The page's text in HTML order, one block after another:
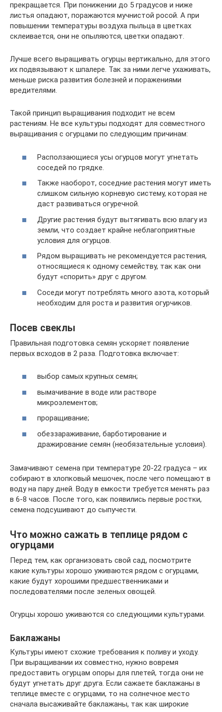
прекращается. При понижении до 5 градусов и ниже
листья опадают, поражаются мучнистой росой. А при
повышении температуры воздуха пыльца в цветках
склеивается, они не опыляются, цветки опадают.
Лучше всего выращивать огурцы вертикально, для этого
их подвязывают к шпалере. Так за ними легче ухаживать,
меньше риска развития болезней и поражениями
вредителями.
Такой принцип выращивания подходит не всем
растениям. Не все культуры подходят для совместного
выращивания с огурцами по следующим причинам:
Расползающиеся усы огурцов могут угнетать
соседей по грядке.
Также наоборот, соседние растения могут иметь
слишком сильную корневую систему, которая не
даст развиваться огуречной.
Другие растения будут вытягивать всю влагу из
земли, что создает крайне неблагоприятные
условия для огурцов.
Рядом выращивать не рекомендуется растения,
относящиеся к одному семейству, так как они
будут «спорить» друг с другом.
Соседи могут потреблять много азота, который
необходим для роста и развития огурчиков.
Посев свеклы
Правильная подготовка семян ускоряет появление
первых всходов в 2 раза. Подготовка включает:
выбор самых крупных семян;
вымачивание в воде или растворе
микроэлементов;
проращивание;
обеззараживание, барботирование и
дражирование семян (необязательные условия).
Замачивают семена при температуре 20-22 градуса – их
собирают в хлопковый мешочек, после чего помещают в
воду на пару дней. Воду в емкости требуется менять раз
в 6-8 часов. После того, как появились первые ростки,
семена подсушивают до сыпучести.
Что можно сажать в теплице рядом с
огурцами
Перед тем, как организовать свой сад, посмотрите
какие культуры хорошо уживаются рядом с огурцами,
какие будут хорошими предшественниками и
последователями после зеленых овощей.
Огурцы хорошо уживаются со следующими культурами.
Баклажаны
Культуры имеют схожие требования к поливу и уходу.
При выращивании их совместно, нужно вовремя
предоставить огурцам опоры для плетей, тогда они не
будут угнетать друг друга. Если сажаете баклажаны в
теплице вместе с огурцами, то на солнечное место
сначала высаживайте баклажаны, так как широкие